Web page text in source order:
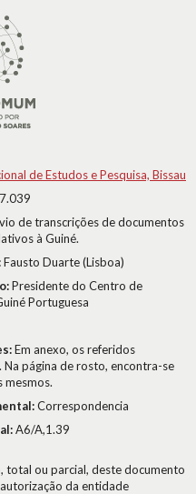
de Estudos e Pesquisa, Bissau
de transcrições de documentos
à Guiné.
Fausto Duarte (Lisboa)
Presidente do Centro de
Portuguesa
Em anexo, os referidos
Na página de rosto, encontra-se
mesmos.
Correspondencia
A6/A,1.39
total ou parcial, deste documento
da entidade